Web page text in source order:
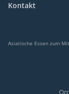
Kontakt
Asiatische Essen zum